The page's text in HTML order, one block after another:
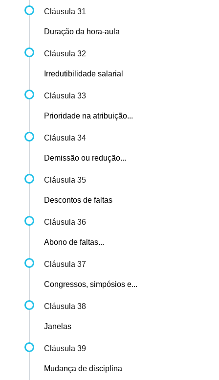
Cláusula 31
Duração da hora-aula
Cláusula 32
Irredutibilidade salarial
Cláusula 33
Prioridade na atribuição...
Cláusula 34
Demissão ou redução...
Cláusula 35
Descontos de faltas
Cláusula 36
Abono de faltas...
Cláusula 37
Congressos, simpósios e...
Cláusula 38
Janelas
Cláusula 39
Mudança de disciplina